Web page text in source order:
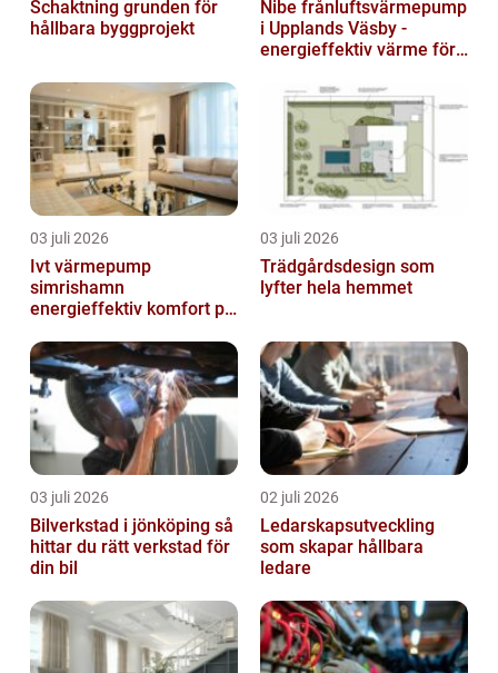
Schaktning grunden för
hållbara byggprojekt
Nibe frånluftsvärmepump
i Upplands Väsby -
energieffektiv värme för
03 juli 2026
Ivt värmepump
simrishamn
energieffektiv komfort på
03 juli 2026
Trädgårdsdesign som
lyfter hela hemmet
03 juli 2026
Bilverkstad i jönköping så
hittar du rätt verkstad för
din bil
02 juli 2026
Ledarskapsutveckling
som skapar hållbara
ledare